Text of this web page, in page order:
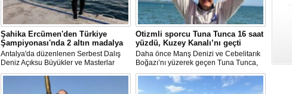
Şahika Ercümen'den Türkiye
Şampiyonası'nda 2 altın madalya
Antalya'da düzenlenen Serbest Dalış
Deniz Açıksu Büyükler ve Masterlar
Bireysel Türkiye Şampiyonası'nda milli
sporcu ve serbest dalış dünya
rekortmeni Şahika Ercümen, 2 altın
Otizmli sporcu Tuna Tunca 16 saat
yüzdü, Kuzey Kanalı’nı geçti
Daha önce Manş Denizi ve Cebelitarık
Boğazı’nı yüzerek geçen Tuna Tunca,
bu müthiş başarılarına bir yenisini daha
ekledi. Tuna Tunca bu kez 16 saat
yüzerek Kuzey Kanalı’nı geçti.